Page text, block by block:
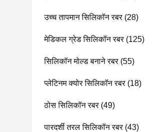
उच्च तापमान सिलिकॉन रबर(28)
मेडिकल ग्रेड सिलिकॉन रबर(125)
सिलिकॉन मोल्ड बनाने रबर(55)
प्लेटिनम क्योर सिलिकॉन रबर(18)
ठोस सिलिकॉन रबर(49)
पारदर्शी तरल सिलिकॉन रबर(43)